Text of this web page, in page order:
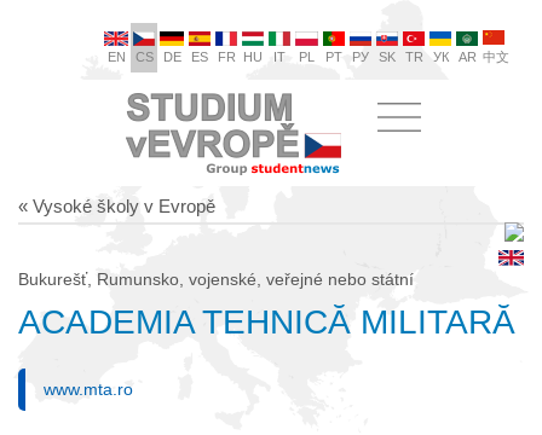
EN CS DE ES FR HU IT PL PT РУ SK TR УК AR 中文
« Vysoké školy v Evropě
Bukurešť, Rumunsko, vojenské, veřejné nebo státní
ACADEMIA TEHNICĂ MILITARĂ
www.mta.ro